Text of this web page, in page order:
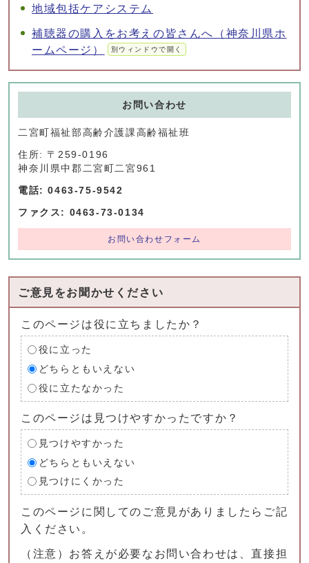
地域包括ケアシステム
補聴器の購入をお考えの皆さんへ（神奈川県ホ
ームページ）
別ウィンドウで開く
お問い合わせ
二宮町福祉部高齢介護課高齢福祉班
住所: 〒259-0196
神奈川県中郡二宮町二宮961
電話: 0463-75-9542
ファクス: 0463-73-0134
お問い合わせフォーム
ご意見をお聞かせください
このページは役に立ちましたか？
役に立った
どちらともいえない
役に立たなかった
このページは見つけやすかったですか？
見つけやすかった
どちらともいえない
見つけにくかった
このページに関してのご意見がありましたらご記
入ください。
（注意）お答えが必要なお問い合わせは、直接担